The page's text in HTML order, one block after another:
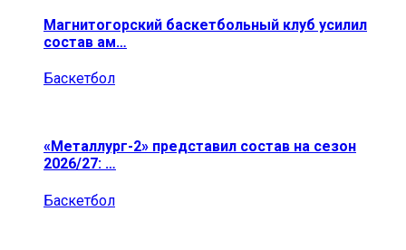
Магнитогорский баскетбольный клуб усилил
состав ам…
Баскетбол
«Металлург-2» представил состав на сезон
2026/27: …
Баскетбол